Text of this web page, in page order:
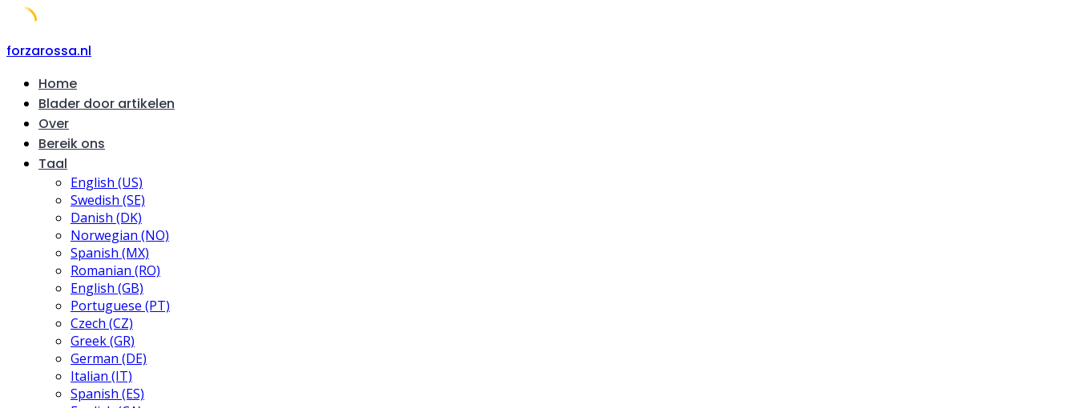
Skip
content
forzarossa.nl
Home
Blader door artikelen
Over
Bereik ons
Taal
English (US)
Swedish (SE)
Danish (DK)
Norwegian (NO)
Spanish (MX)
Romanian (RO)
English (GB)
Portuguese (PT)
Czech (CZ)
Greek (GR)
German (DE)
Italian (IT)
Spanish (ES)